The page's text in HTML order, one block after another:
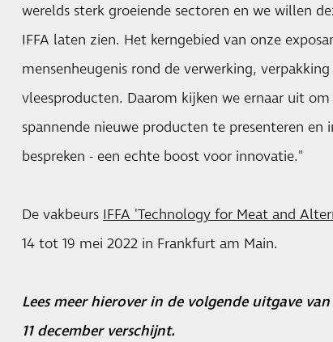
werelds sterk groeiende sectoren en we willen
IFFA laten zien. Het kerngebied van onze
mensenheugenis rond de verwerking,
vleesproducten. Daarom kijken we ernaar uit
spannende nieuwe producten te presenteren
bespreken - een echte boost voor innovatie."
De vakbeurs IFFA 'Technology for Meat and
14 tot 19 mei 2022 in Frankfurt am Main.
Lees meer hierover in de volgende uitgave
11 december verschijnt.